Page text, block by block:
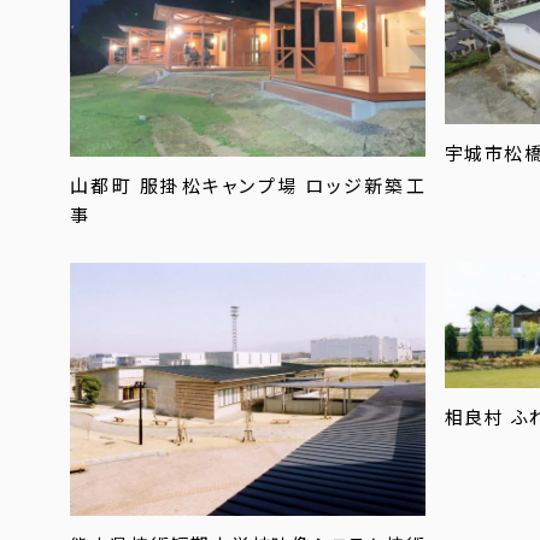
山都町 服掛松キャンプ場 ロッジ新築工
事
宇城市松
相良村 ふ